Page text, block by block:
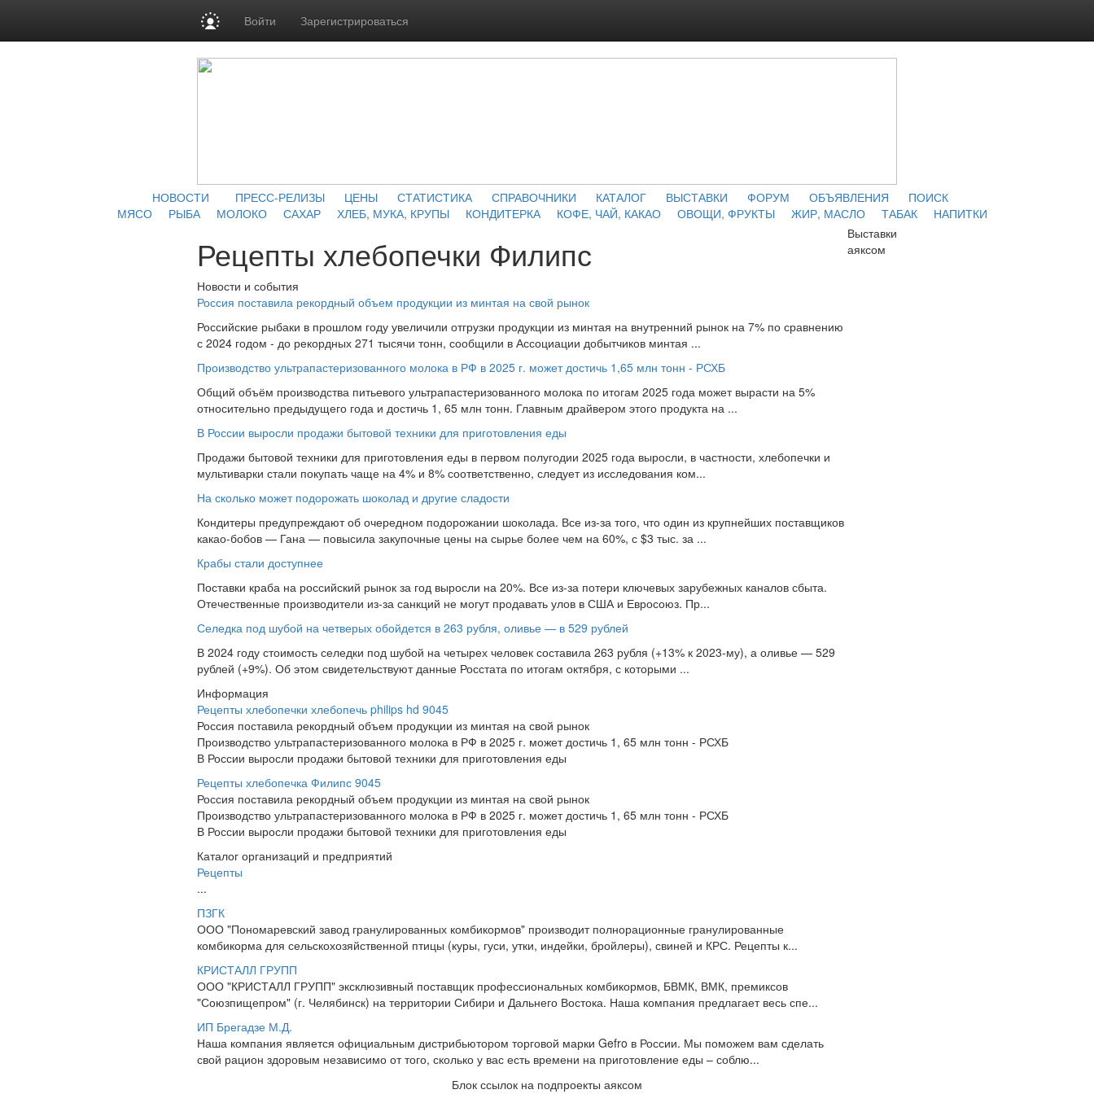
Войти Зарегистрироваться
НОВОСТИ ПРЕСС-РЕЛИЗЫ ЦЕНЫ СТАТИСТИКА СПРАВОЧНИКИ КАТАЛОГ ВЫСТАВКИ ФОРУМ ОБЪЯВЛЕНИЯ
ПОИСК
МЯСО
РЫБА МОЛОКО САХАР ХЛЕБ, МУКА, КРУПЫ КОНДИТЕРКА КОФЕ, ЧАЙ, КАКАО ОВОЩИ, ФРУКТЫ ЖИР, МАСЛО ТАБАК НАПИТКИ
Рецепты хлебопечки Филипс
Новости и события
Россия поставила рекордный объем продукции из минтая на свой рынок
Российские рыбаки в прошлом году увеличили отгрузки продукции из минтая на внутренний рынок на 7% по сравнению
с 2024 годом - до рекордных 271 тысячи тонн, сообщили в Ассоциации добытчиков минтая ...
Производство ультрапастеризованного молока в РФ в 2025 г. может достичь 1,65 млн тонн - РСХБ
Общий объём производства питьевого ультрапастеризованного молока по итогам 2025 года может вырасти на 5%
относительно предыдущего года и достичь 1, 65 млн тонн. Главным драйвером этого продукта на ...
В России выросли продажи бытовой техники для приготовления еды
Продажи бытовой техники для приготовления еды в первом полугодии 2025 года выросли, в частности, хлебопечки и
мультиварки стали покупать чаще на 4% и 8% соответственно, следует из исследования ком...
На сколько может подорожать шоколад и другие сладости
Кондитеры предупреждают об очередном подорожании шоколада. Все из-за того, что один из крупнейших поставщиков
какао-бобов — Гана — повысила закупочные цены на сырье более чем на 60%, с $3 тыс. за ...
Крабы стали доступнее
Поставки краба на российский рынок за год выросли на 20%. Все из-за потери ключевых зарубежных каналов сбыта.
Отечественные производители из-за санкций не могут продавать улов в США и Евросоюз. Пр...
Селедка под шубой на четверых обойдется в 263 рубля, оливье — в 529 рублей
В 2024 году стоимость селедки под шубой на четырех человек составила 263 рубля (+13% к 2023-му), а оливье — 529
рублей (+9%). Об этом свидетельствуют данные Росстата по итогам октября, с которыми ...
Информация
Рецепты хлебопечки хлебопечь philips hd 9045
Россия поставила рекордный объем продукции из минтая на свой рынок
Производство ультрапастеризованного молока в РФ в 2025 г. может достичь 1, 65 млн тонн - РСХБ
В России выросли продажи бытовой техники для приготовления еды
Рецепты хлебопечка Филипс 9045
Россия поставила рекордный объем продукции из минтая на свой рынок
Производство ультрапастеризованного молока в РФ в 2025 г. может достичь 1, 65 млн тонн - РСХБ
В России выросли продажи бытовой техники для приготовления еды
Каталог организаций и предприятий
Рецепты
...
ПЗГК
ООО "Пономаревский завод гранулированных комбикормов" производит полнорационные гранулированные
комбикорма для сельскохозяйственной птицы (куры, гуси, утки, индейки, бройлеры), свиней и КРС. Рецепты к...
КРИСТАЛЛ ГРУПП
ООО "КРИСТАЛЛ ГРУПП" эксклюзивный поставщик профессиональных комбикормов, БВМК, ВМК, премиксов
"Союзпищепром" (г. Челябинск) на территории Сибири и Дальнего Востока. Наша компания предлагает весь спе...
ИП Брегадзе М.Д.
Наша компания является официальным дистрибьютором торговой марки Gefro в России. Мы поможем вам сделать
свой рацион здоровым независимо от того, сколько у вас есть времени на приготовление еды – соблю...
Выставки
аяксом
Блок ссылок на подпроекты аяксом